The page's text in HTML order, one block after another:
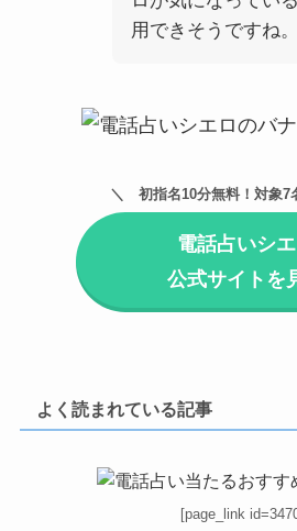
用できそうですね。
初指名10分無料！対象7
電話占いシ
公式サイトを
よく読まれている記事
[page_link